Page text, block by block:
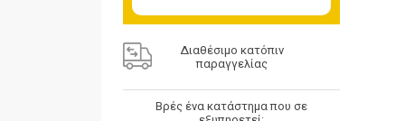
Διαθέσιμο κατόπιν
παραγγελίας
Βρές ένα κατάστημα που σε